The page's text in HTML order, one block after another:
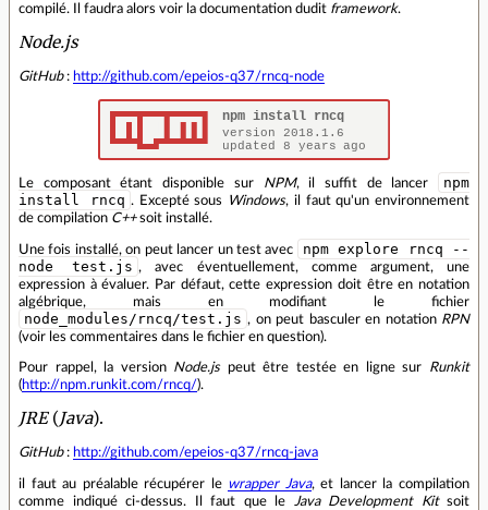
compilé. Il faudra alors voir la documentation dudit framework.
Node.js
GitHub: http://github.com/epeios-q37/rncq-node
Le composant étant disponible sur NPM, il suffit de lancer
npm
install rncq . Excepté sous Windows, il faut qu'un environnement
de compilation C++soit installé.
Une fois installé, on peut lancer un test avec
npm explore rncq --
node test.js , avec éventuellement, comme argument, une
expression à évaluer. Par défaut, cette expression doit être en notation
algébrique, mais en modifiant le fichier
node_modules/rncq/test.js , on peut basculer en notation RPN
(voir les commentaires dans le fichier en question).
Pour rappel, la version Node.jspeut être testée en ligne sur Runkit
(http://npm.runkit.com/rncq/).
JRE(Java).
GitHub: http://github.com/epeios-q37/rncq-java
il faut au préalable récupérer le wrapper Java, et lancer la compilation
comme indiqué ci-dessus. Il faut que le
Java Development Kitsoit